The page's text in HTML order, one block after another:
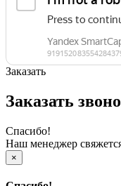
Заказать
Заказать
Спасибо!
Наш менеджер
×